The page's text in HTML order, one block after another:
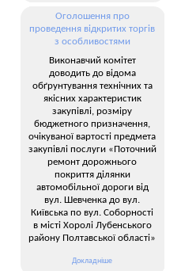
Оголошення про
проведення відкритих торгів
з особливостями
Виконавчий комітет
доводить до відома
обґрунтування технічних та
якісних характеристик
закупівлі, розміру
бюджетного призначення,
очікуваної вартості предмета
закупівлі послуги «Поточний
ремонт дорожнього
покриття ділянки
автомобільної дороги від
вул. Шевченка до вул.
Київська по вул. Соборності
в місті Хоролі Лубенського
району Полтавської області»
Докладніше